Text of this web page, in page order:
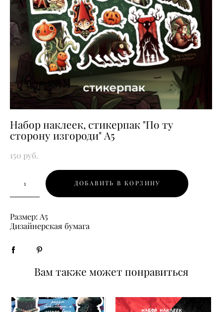
Набор наклеек, стикерпак "По ту
сторону изгороди" А5
150 pуб.
ДОБАВИТЬ В КОРЗИНУ
Размер: А5
Дизайнерская бумага
Вам также может понравиться